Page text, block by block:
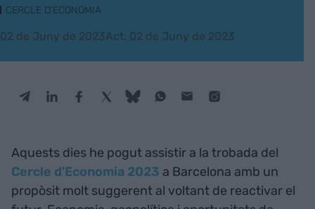
CERCLE D'ECONOMIA
02 de Juny de 2023Act. 02 de Juny de 2023
Aquests dies he pogut assistir a la trobada del
Cercle d'Economia 2023 a Barcelona amb un
propòsit molt suggerent al voltant de reactivar el